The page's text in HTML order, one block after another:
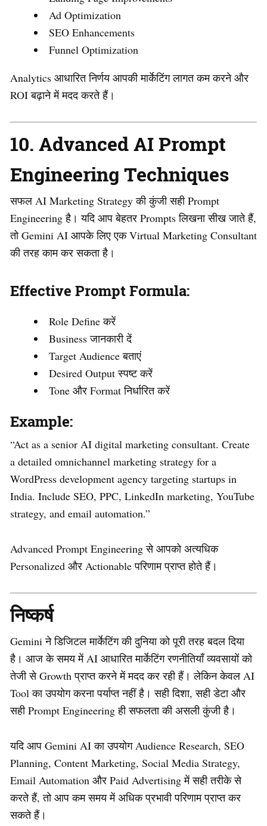
Ad Optimization
SEO Enhancements
Funnel Optimization
Analytics आधारित निर्णय आपकी मार्केटिंग लागत कम करने और
ROI बढ़ाने में मदद करते हैं।
10. Advanced AI Prompt
Engineering Techniques
सफल AI Marketing Strategy की कुंजी सही Prompt
Engineering है। यदि आप बेहतर Prompts लिखना सीख जाते हैं,
तो Gemini AI आपके लिए एक Virtual Marketing Consultant
की तरह काम कर सकता है।
Effective Prompt Formula:
Role Define करें
Business जानकारी दें
Target Audience बताएं
Desired Output स्पष्ट करें
Tone और Format निर्धारित करें
Example:
“Act as a senior AI digital marketing consultant. Create
a detailed omnichannel marketing strategy for a
WordPress development agency targeting startups in
India. Include SEO, PPC, LinkedIn marketing, YouTube
strategy, and email automation.”
Advanced Prompt Engineering से आपको अत्यधिक
Personalized और Actionable परिणाम प्राप्त होते हैं।
निष्कर्ष
Gemini ने डिजिटल मार्केटिंग की दुनिया को पूरी तरह बदल दिया
है। आज के समय में AI आधारित मार्केटिंग रणनीतियाँ व्यवसायों को
तेजी से Growth प्राप्त करने में मदद कर रही हैं। लेकिन केवल AI
Tool का उपयोग करना पर्याप्त नहीं है। सही दिशा, सही डेटा और
सही Prompt Engineering ही सफलता की असली कुंजी है।
यदि आप Gemini AI का उपयोग Audience Research, SEO
Planning, Content Marketing, Social Media Strategy,
Email Automation और Paid Advertising में सही तरीके से
करते हैं, तो आप कम समय में अधिक प्रभावी परिणाम प्राप्त कर
सकते हैं।